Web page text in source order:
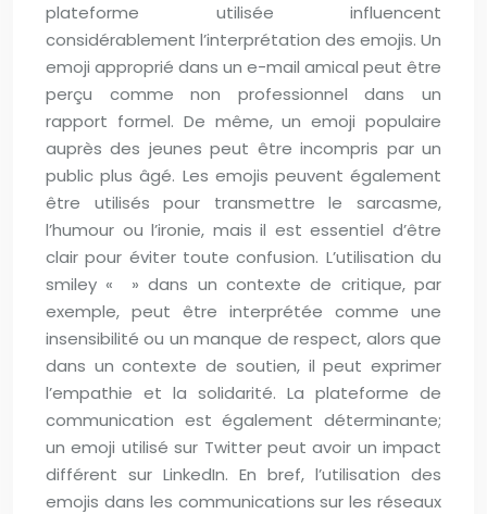
plateforme utilisée influencent
considérablement l’interprétation des emojis. Un
emoji approprié dans un e-mail amical peut être
perçu comme non professionnel dans un
rapport formel. De même, un emoji populaire
auprès des jeunes peut être incompris par un
public plus âgé. Les emojis peuvent également
être utilisés pour transmettre le sarcasme,
l’humour ou l’ironie, mais il est essentiel d’être
clair pour éviter toute confusion. L’utilisation du
smiley « » dans un contexte de critique, par
exemple, peut être interprétée comme une
insensibilité ou un manque de respect, alors que
dans un contexte de soutien, il peut exprimer
l’empathie et la solidarité. La plateforme de
communication est également déterminante;
un emoji utilisé sur Twitter peut avoir un impact
différent sur LinkedIn. En bref, l’utilisation des
emojis dans les communications sur les réseaux